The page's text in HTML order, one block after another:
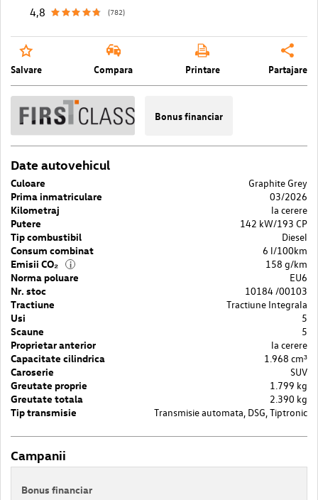
4,8
(782)
Salvare Compara Printare Partajare
Bonus financiar
Date autovehicul
Culoare
Graphite Grey
Prima inmatriculare
03/2026
Kilometraj
la cerere
Putere
142 kW/193 CP
Tip combustibil
Diesel
Consum combinat
6 l/100km
Emisii CO₂
i
158 g/km
Norma poluare
EU6
Nr. stoc
10184 /00103
Tractiune
Tractiune Integrala
Usi
5
Scaune
5
Proprietar anterior
la cerere
Capacitate cilindrica
1.968 cm³
Caroserie
SUV
Greutate proprie
1.799 kg
Greutate totala
2.390 kg
Tip transmisie
Transmisie automata, DSG, Tiptronic
Campanii
Bonus financiar